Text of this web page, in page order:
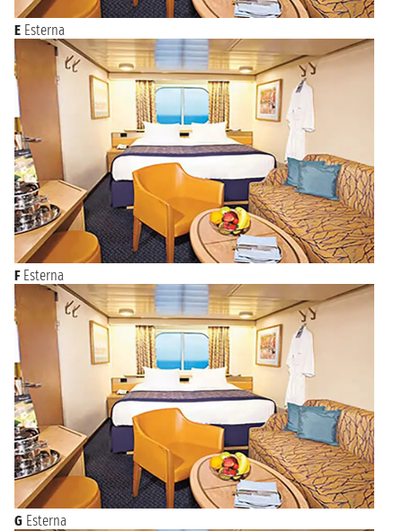
E Esterna
F Esterna
G Esterna